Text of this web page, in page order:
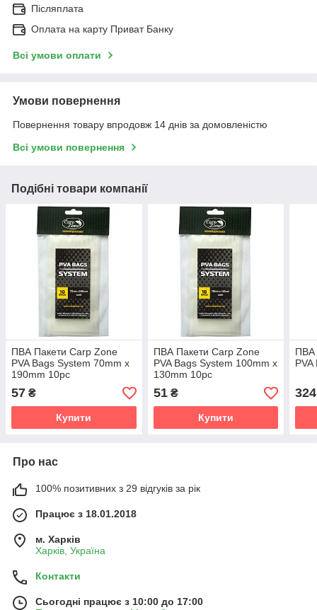
Післяплата
Оплата на карту Приват Банку
Всі умови оплати
Умови повернення
Повернення товару впродовж 14 днів за домовленістю
Всі умови повернення
Подібні товари компанії
ПВА Пакети Carp Zone
PVA Bags System 70mm х
190mm 10pc
57 ₴
Купити
ПВА Пакети Carp Zone
PVA Bags System 100mm х
130mm 10pc
51₴
Купити
ПВА
324
Про нас
100% позитивних з 29 відгуків за рік
Працює з 18.01.2018
м. Харків
Харків, Україна
Контакти
Сьогодні працює з 10:00 до 17:00